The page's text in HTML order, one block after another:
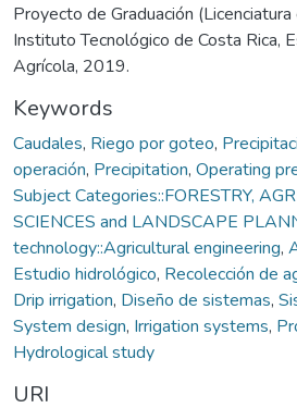
Proyecto de Graduación
Instituto Tecnológico de Costa Rica,
Agrícola, 2019.
Keywords
Caudales, Riego por goteo,
operación, Precipitation, Operating
Subject Categories::FORESTRY,
SCIENCES and LANDSCAPE
technology::Agricultural engineering,
Estudio hidrológico, Recolección de
Drip irrigation, Diseño de sistemas,
System design, Irrigation systems,
Hydrological study
URI